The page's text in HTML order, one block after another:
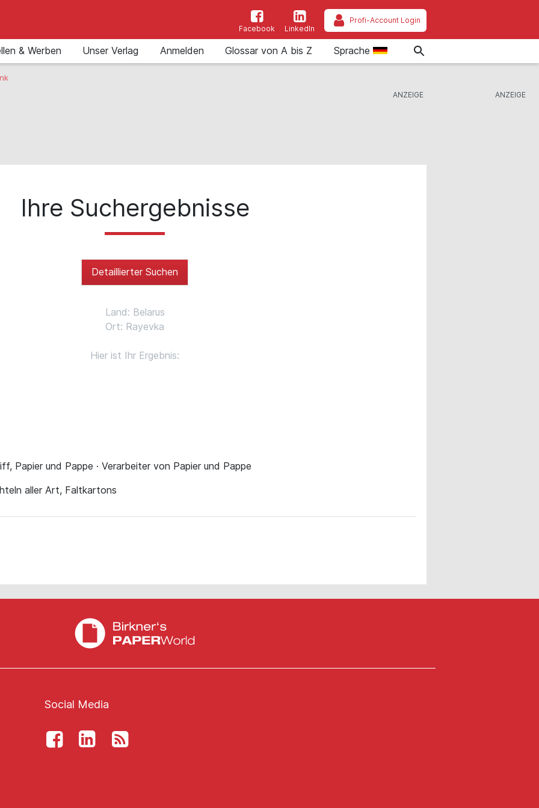
Facebook LinkedIn
Profi-Account Login
& Werben Unser Verlag Anmelden Glossar von A bis Z Sprache
Ihre Suchergebnisse
Detaillierter Suchen
Land: Belarus
Ort: Rayevka
Hier ist Ihr Ergebnis:
Papier und Pappe · Verarbeiter von Papier und Pappe
aller Art, Faltkartons
Social Media